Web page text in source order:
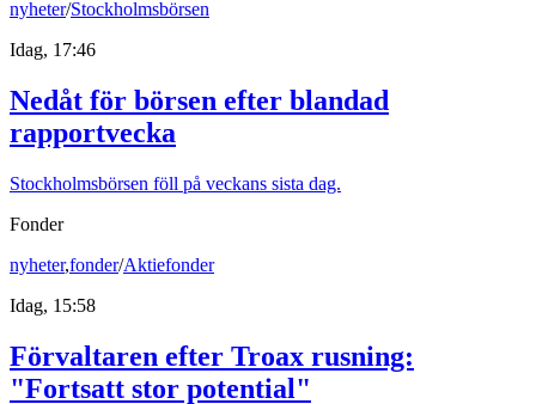
nyheter/Stockholmsbörsen
Idag, 17:46
Nedåt för börsen efter blandad
rapportvecka
Stockholmsbörsen föll på veckans sista dag.
Fonder
nyheter,fonder/Aktiefonder
Idag, 15:58
Förvaltaren efter Troax rusning:
"Fortsatt stor potential"